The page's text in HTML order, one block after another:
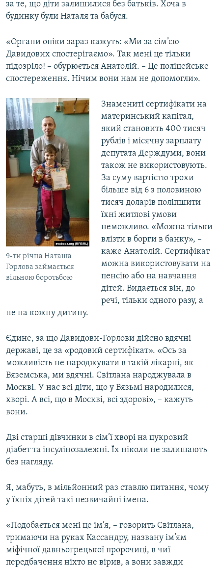
за те, що діти залишилися без батьків. Хоча в
будинку були Наталя та бабуся.
«Органи опіки зараз кажуть: «Ми за сім’єю
Давидових спостерігаємо». Так мені це тільки
підозріло! – обурюється Анатолій. – Це поліцейське
спостереження. Нічим вони нам не допомогли».
9-ти річна Наташа
Горлова займається
вільною боротьбою
Знамениті сертифікати на
материнський капітал,
який становить 400 тисяч
рублів і місячну зарплату
депутата Держдуми, вони
також не використовують.
За суму вартістю трохи
більше від 6 з половиною
тисяч доларів поліпшити
їхні житлові умови
неможливо. «Можна тільки
влізти в борги в банку», –
каже Анатолій. Сертифікат
можна використовувати на
пенсію або на навчання
дітей. Видається він, до
речі, тільки одного разу, а
не на кожну дитину.
Єдине, за що Давидови-Горлови дійсно вдячні
державі, це за «родовий сертифікат». «Ось за
можливість не народжувати в такій лікарні, як
Вяземська, ми вдячні. Світлана народжувала в
Москві. У нас всі діти, що у Вязьмі народилися,
хворі. А всі, що в Москві, всі здорові», – кажуть
вони.
Дві старші дівчинки в сім’ї хворі на цукровий
діабет та інсулінозалежні. Їх ніколи не залишають
без нагляду.
Я, мабуть, в мільйонний раз ставлю питання, чому
у їхніх дітей такі незвичайні імена.
«Подобається мені це ім’я, – говорить Світлана,
тримаючи на руках Кассандру, названу ім’ям
міфічної давньогрецької пророчиці, в чиї
передбачення ніхто не вірив, а вони завжди